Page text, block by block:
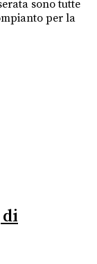
sono tutte
per la
di